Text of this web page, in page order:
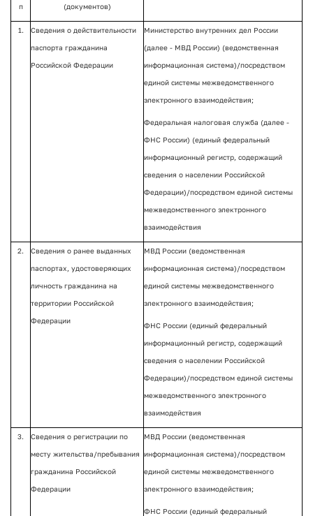
п (документов)
1. Сведения о действительности
паспорта гражданина
Российской Федерации
Министерство внутренних дел России
(далее - МВД России) (ведомственная
информационная система)/посредством
единой системы межведомственного
электронного взаимодействия;
Федеральная налоговая служба (далее -
ФНС России) (единый федеральный
информационный регистр, содержащий
сведения о населении Российской
Федерации)/посредством единой системы
межведомственного электронного
взаимодействия
2. Сведения о ранее выданных
паспортах, удостоверяющих
личность гражданина на
территории Российской
Федерации
МВД России (ведомственная
информационная система)/посредством
единой системы межведомственного
электронного взаимодействия;
ФНС России (единый федеральный
информационный регистр, содержащий
сведения о населении Российской
Федерации)/посредством единой системы
межведомственного электронного
взаимодействия
3. Сведения о регистрации по
месту жительства/пребывания
гражданина Российской
Федерации
МВД России (ведомственная
информационная система)/посредством
единой системы межведомственного
электронного взаимодействия;
ФНС России (единый федеральный